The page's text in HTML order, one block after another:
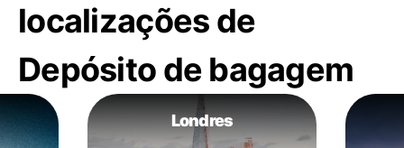
localizações de
Depósito de bagagem
Londres